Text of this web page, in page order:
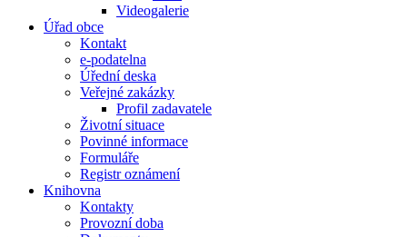
Videogalerie
Úřad obce
Kontakt
e-podatelna
Úřední deska
Veřejné zakázky
Profil zadavatele
Životní situace
Povinné informace
Formuláře
Registr oznámení
Knihovna
Kontakty
Provozní doba